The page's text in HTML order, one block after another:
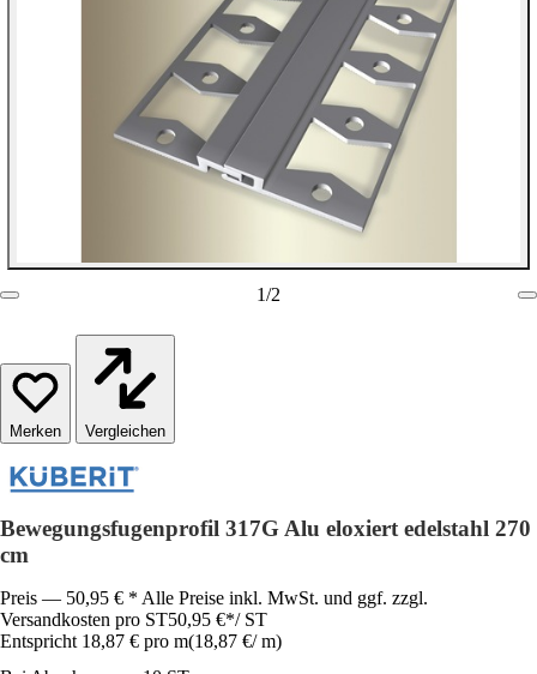
1/2
Vergleichen
Bewegungsfugenprofil 317G Alu eloxiert edelstahl 270
cm
Preis — 50,95 € * Alle Preise inkl. MwSt. und ggf. zzgl.
Versandkosten pro ST50,95 €*/ ST
Entspricht 18,87 € pro m(18,87 €/ m)